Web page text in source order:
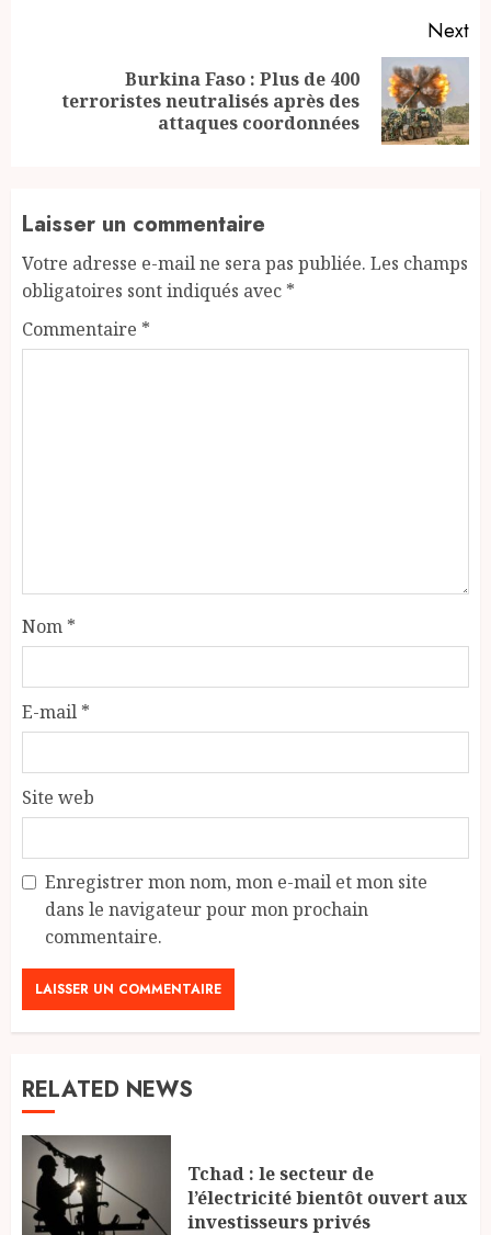
Next
Next
Burkina Faso : Plus de 400
terroristes neutralisés après des
attaques coordonnées
Laisser un commentaire
Votre adresse e-mail ne sera pas publiée. Les champs
obligatoires sont indiqués avec *
Commentaire *
Nom *
E-mail *
Site web
Enregistrer mon nom, mon e-mail et mon site
dans le navigateur pour mon prochain
commentaire.
RELATED NEWS
Tchad : le secteur de
l’électricité bientôt ouvert aux
investisseurs privés